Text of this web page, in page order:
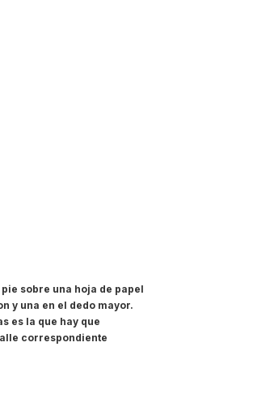
sobre una hoja de papel
y una en el dedo mayor.
es la que hay que
correspondiente